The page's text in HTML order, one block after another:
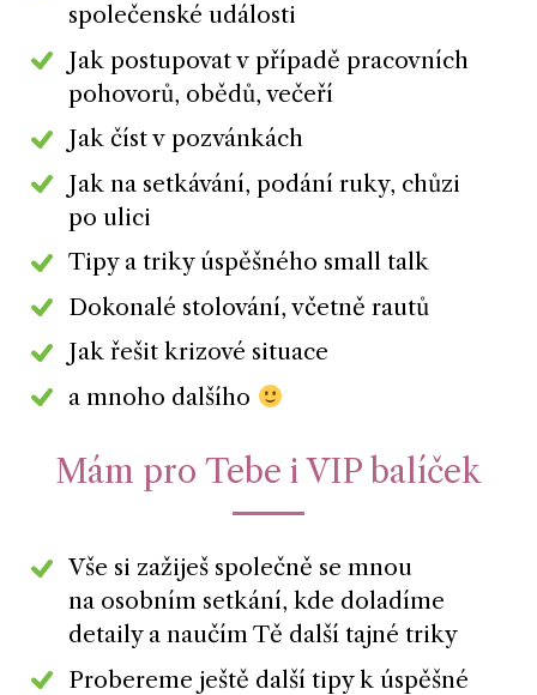
společenské události
Jak postupovat v případě pracovních
pohovorů, obědů, večeří
Jak číst v pozvánkách
Jak na setkávání, podání ruky, chůzi
po ulici
Tipy a triky úspěšného small talk
Dokonalé stolování, včetně rautů
Jak řešit krizové situace
a mnoho dalšího
Mám pro Tebe i VIP balíček
Vše si zažiješ společně se mnou
na osobním setkání, kde doladíme
detaily a naučím Tě další tajné triky
Probereme ještě další tipy k úspěšné